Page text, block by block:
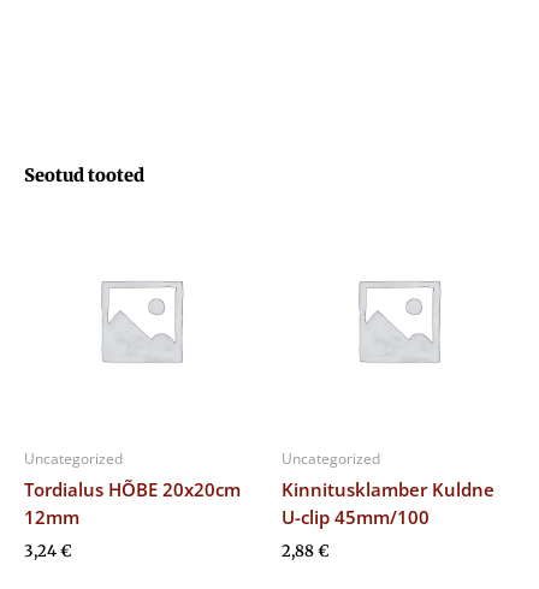
Seotud tooted
Uncategorized
Tordialus HÕBE 20x20cm
12mm
3,24€
Uncategorized
Kinnitusklamber Kuldne
U-clip 45mm/100
2,88€